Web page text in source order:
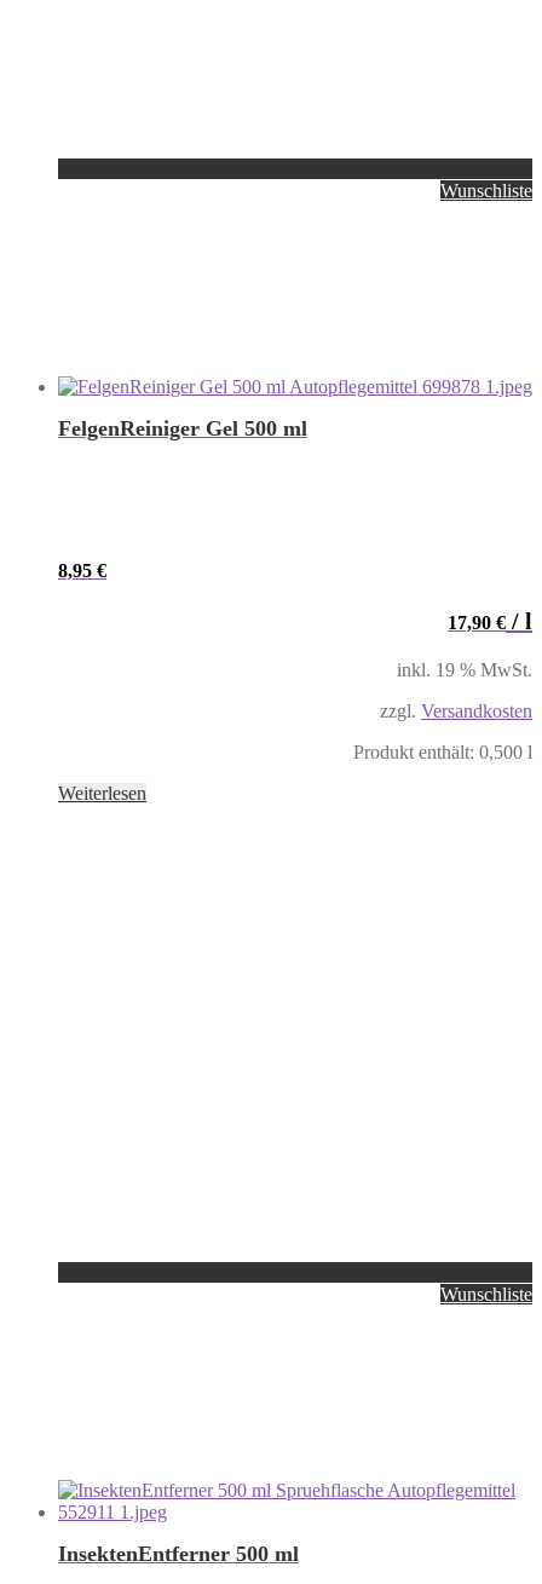
Wunschliste
FelgenReiniger Gel 500 ml
8,95 €
17,90 € / l
inkl. 19 % MwSt.
zzgl. Versandkosten
Produkt enthält: 0,500 l
Weiterlesen
Wunschliste
InsektenEntferner 500 ml